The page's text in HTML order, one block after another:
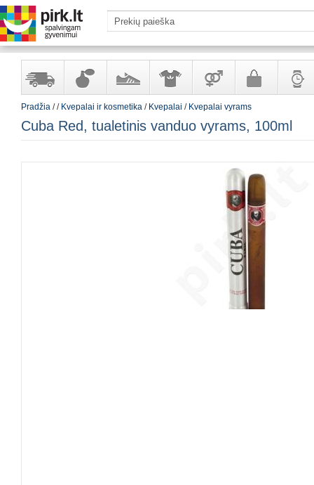
sandėlyje
ir
kosmetika
ir
aksesuarai
suaugusiems
ir
Pradžia // Kvepalai ir kosmetika / Kvepalai / Kvepalai vyrams
Cuba Red, tualetinis vanduo vyrams, 100ml